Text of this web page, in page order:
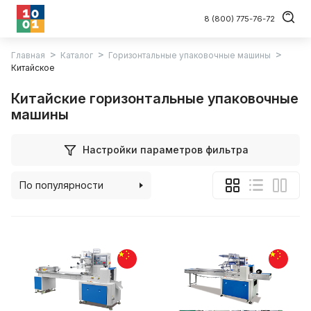
8 (800) 775-76-72
Главная Каталог
Горизонтальные упаковочные машины
Китайское
Китайские горизонтальные упаковочные
машины
Настройки параметров фильтра
По популярности
По цене (убыванию)